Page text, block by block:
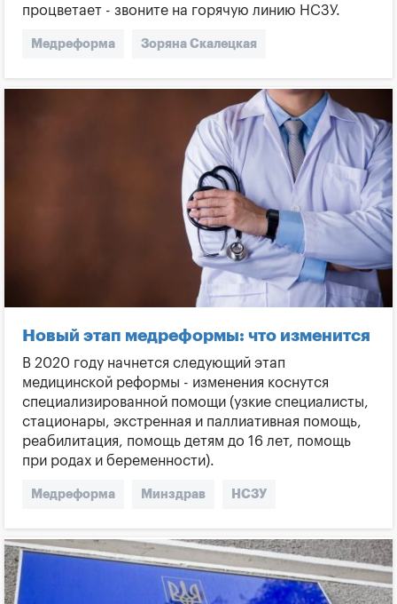
процветает - звоните на горячую линию НСЗУ.
Медреформа Зоряна Скалецкая
Благотворительный взнос Минздрав
Новый этап медреформы: что изменится
В 2020 году начнется следующий этап
медицинской реформы - изменения коснутся
специализированной помощи (узкие специалисты,
стационары, экстренная и паллиативная помощь,
реабилитация, помощь детям до 16 лет, помощь
при родах и беременности).
Медреформа Минздрав НСЗУ
Медицинское страхование